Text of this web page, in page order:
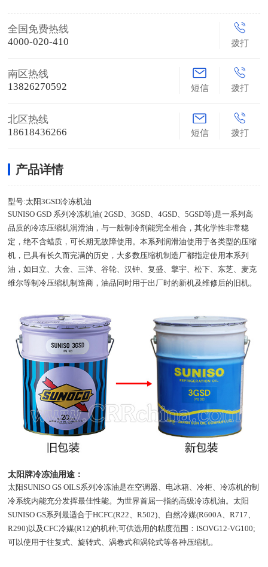
全国免费热线
4000-020-410
拨打
南区热线
13826270592
短信 拨打
北区热线
18618436266
短信 拨打
产品详情
型号:太阳3GSD冷冻机油
SUNISO GSD 系列冷冻机油( 2GSD、3GSD、4GSD、5GSD等)是一系列高
品质的冷冻压缩机润滑油，与一般制冷剂能完全相合，其化学性非常稳
定，绝不含蜡质，可长期无故障使用。本系列润滑油使用于各类型的压缩
机，已具有长久而完满的历史，大多数压缩机制造厂都指定使用本系列
油，如日立、大金、三洋、谷轮、汉钟、复盛、擎宇、松下、东芝、麦克
维尔等制冷压缩机制造商，油品同时用于出厂时的新机及维修后的旧机。
太阳牌冷冻油用途：
太阳SUNISO GS OILS系列冷冻油是在空调器、电冰箱、冷柜、冷冻机的制
冷系统内能充分发挥最佳性能。为世界首屈一指的高级冷冻机油。太阳
SUNISO GS系列最适合于HCFC(R22、R502)、自然冷媒(R600A、R717、
R290)以及CFC冷媒(R12)的机种;可供选用的粘度范围：ISOVG12-VG100;
可以使用于往复式、旋转式、涡卷式和涡轮式等各种压缩机。